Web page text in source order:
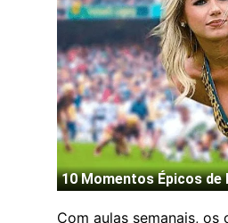
Com aulas semanais,